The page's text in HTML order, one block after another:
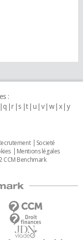
:
q r s t u v w x y
Societé
Mentions légales
CCM Benchmark